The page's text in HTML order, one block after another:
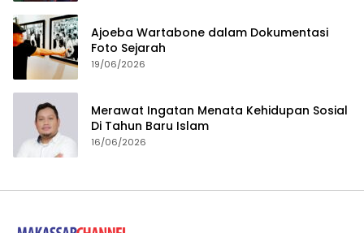
Ajoeba Wartabone dalam Dokumentasi
Foto Sejarah
19/06/2026
Merawat Ingatan Menata Kehidupan Sosial
Di Tahun Baru Islam
16/06/2026